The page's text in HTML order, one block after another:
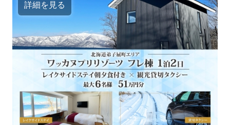
詳細を見る